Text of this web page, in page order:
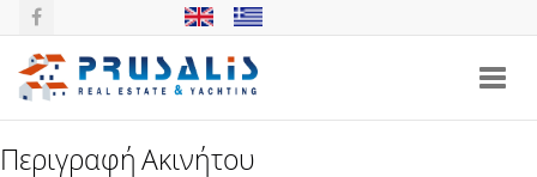
Περιγραφή Ακινήτου